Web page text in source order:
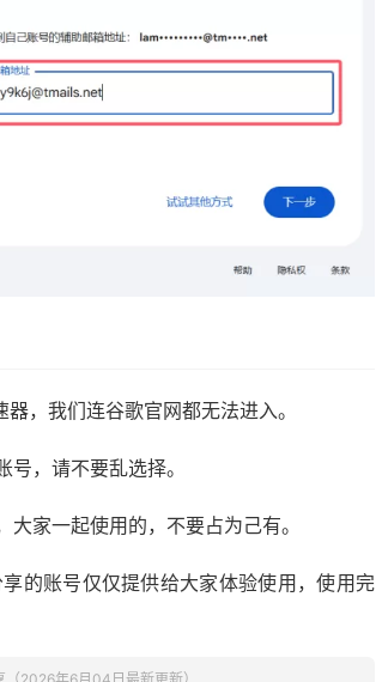
，我们连谷歌官网都无法进入。
，请不要乱选择。
家一起使用的，不要占为己有。
的账号仅仅提供给大家体验使用，使用完